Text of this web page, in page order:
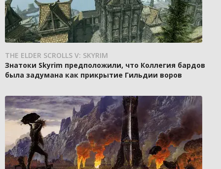
THE ELDER SCROLLS V: SKYRIM
Знатоки Skyrim предположили, что Коллегия бардов
была задумана как прикрытие Гильдии воров